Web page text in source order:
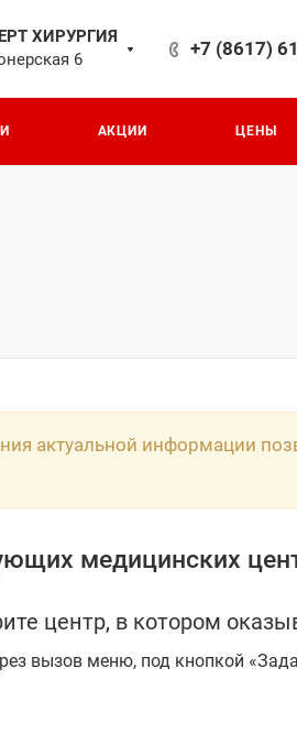
ХИРУРГИЯ
6
+7 (8617)
АКЦИИ ЦЕНЫ
актуальной информации
медицинских
центр, в котором
вызов меню, под кнопкой